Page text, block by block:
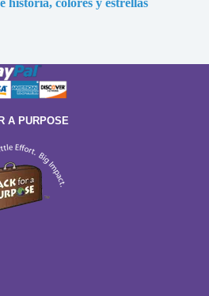
historia, colores y estrellas
A PURPOSE